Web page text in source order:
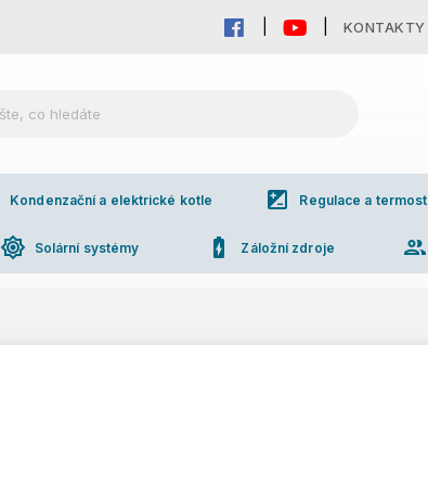
KONTAKTY
Kondenzační a elektrické kotle iso Regulace a
brightness_high Solární systémy battery_charging_full Záložní zdroje group